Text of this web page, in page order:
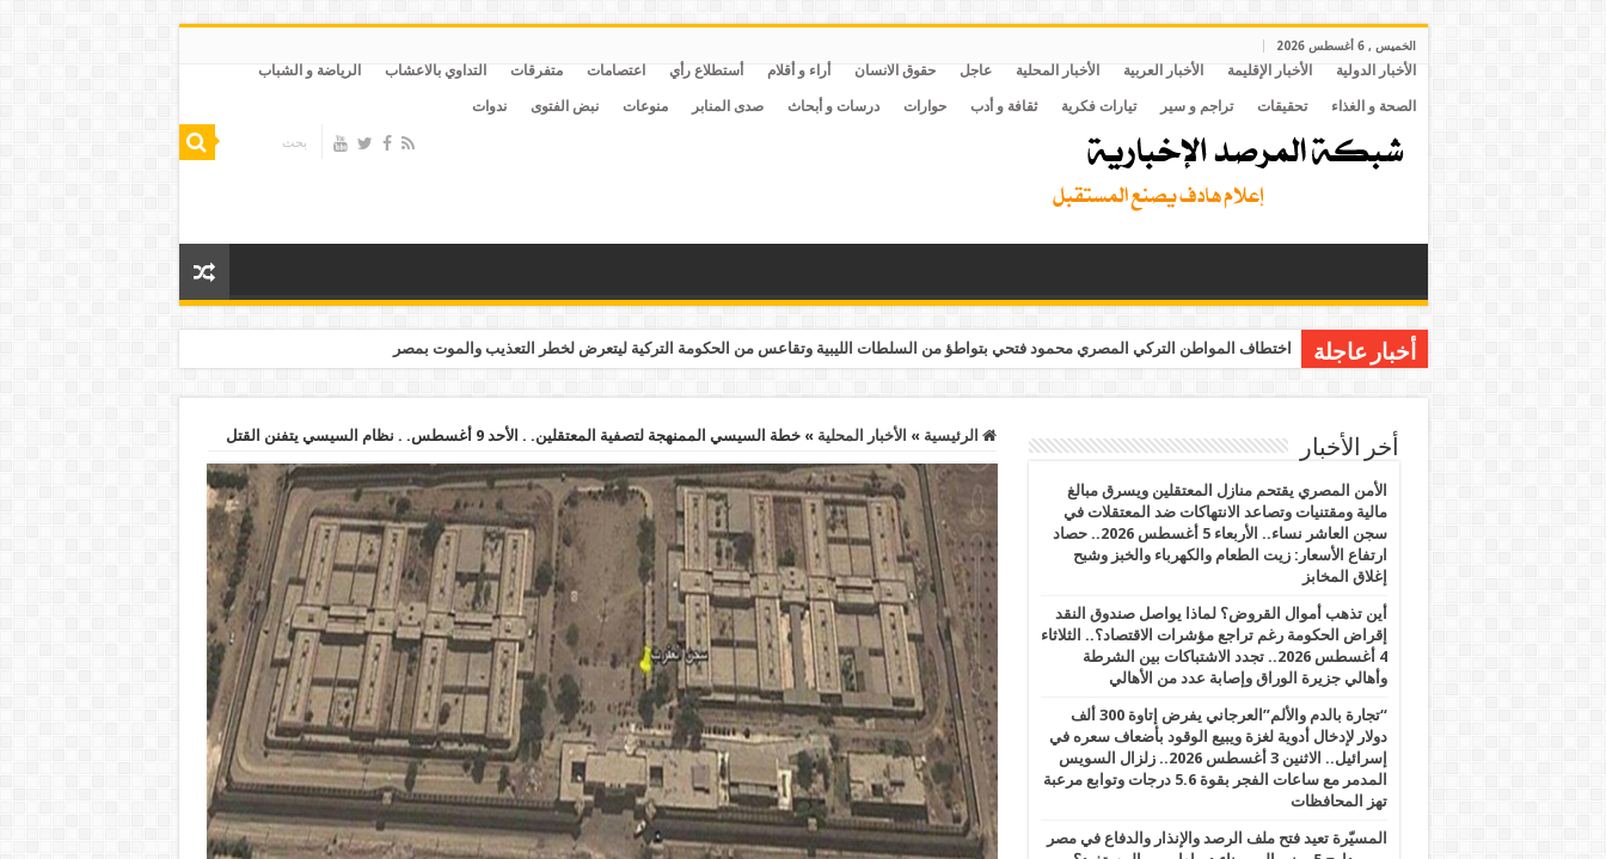
الخميس , 6 أغسطس 2026
الأخبار الدولية الأخبار الإقليمة الأخبار العربية الأخبار المحلية عاجل حقوق الانسان أراء و أقلام أستطلاع رأي اعتصامات متفرقات التداوي بالاعشاب الرياضة و الشباب
الصحة و الغذاء تحقيقات تراجم و سير تيارات فكرية ثقافة و أدب حوارات درسات و أبحاث صدى المنابر منوعات نبض الفتوى ندوات
أخبار عاجلة اختطاف المواطن التركي المصري محمود فتحي بتواطؤ من السلطات الليبية وتقاعس من الحكومة التركية ليتعرض لخطر التعذيب والموت بمصر
الرئيسية » الأخبار المحلية » خطة السيسي الممنهجة لتصفية المعتقلين. . الأحد 9 أغسطس. . نظام السيسي يتفنن القتل
أخر الأخبار
الأمن المصري يقتحم منازل المعتقلين ويسرق مبالغ
مالية ومقتنيات وتصاعد الانتهاكات ضد المعتقلات في
سجن العاشر نساء.. الأربعاء 5 أغسطس 2026.. حصاد
ارتفاع الأسعار: زيت الطعام والكهرباء والخبز وشبح
إغلاق المخابز
أين تذهب أموال القروض؟ لماذا يواصل صندوق النقد
إقراض الحكومة رغم تراجع مؤشرات الاقتصاد؟.. الثلاثاء
4 أغسطس 2026.. تجدد الاشتباكات بين الشرطة
وأهالي جزيرة الوراق وإصابة عدد من الأهالي
“تجارة بالدم والألم”العرجاني يفرض إتاوة 300 ألف
دولار لإدخال أدوية لغزة ويبيع الوقود بأضعاف سعره في
إسرائيل.. الاثنين 3 أغسطس 2026.. زلزال السويس
المدمر مع ساعات الفجر بقوة 5.6 درجات وتوابع مرعبة
تهز المحافظات
المسيّرة تعيد فتح ملف الرصد والإنذار والدفاع في مصر